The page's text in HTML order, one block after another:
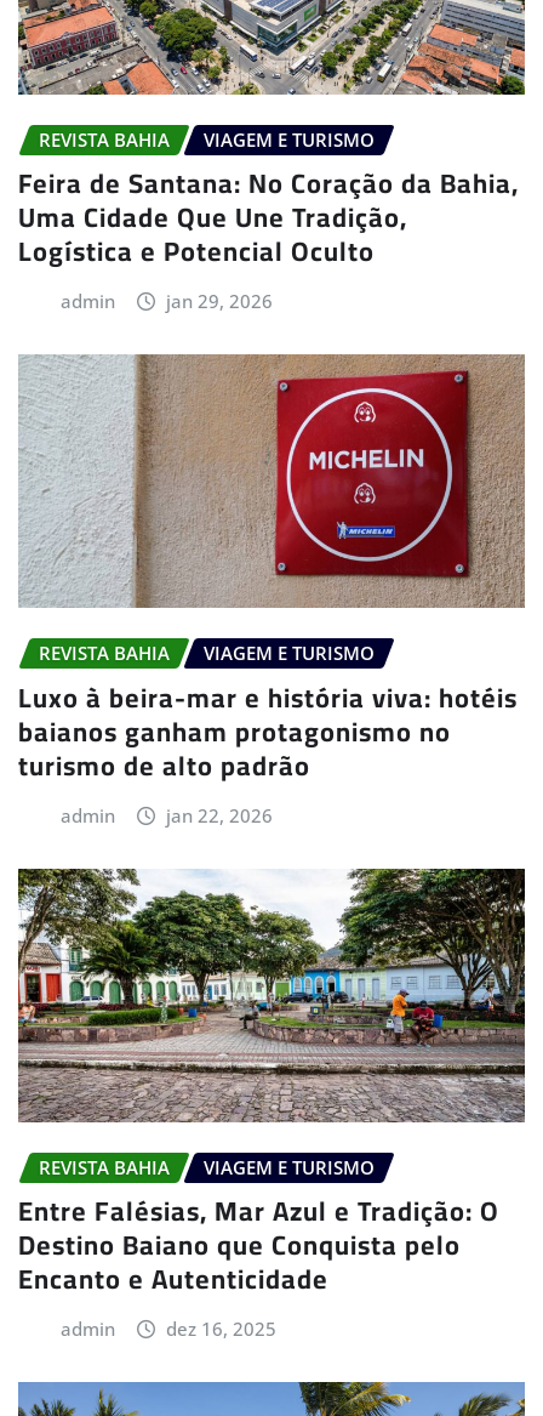
REVISTA BAHIA VIAGEM E TURISMO
Feira de Santana: No Coração da Bahia,
Uma Cidade Que Une Tradição,
Logística e Potencial Oculto
admin jan 29, 2026
REVISTA BAHIA VIAGEM E TURISMO
Luxo à beira-mar e história viva: hotéis
baianos ganham protagonismo no
turismo de alto padrão
admin jan 22, 2026
REVISTA BAHIA VIAGEM E TURISMO
Entre Falésias, Mar Azul e Tradição: O
Destino Baiano que Conquista pelo
Encanto e Autenticidade
admin dez 16, 2025